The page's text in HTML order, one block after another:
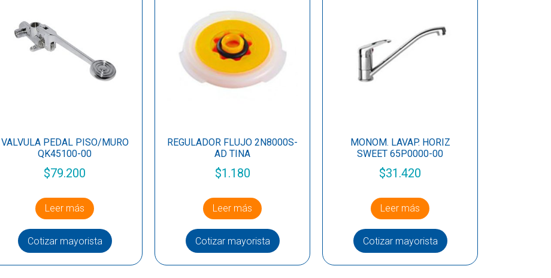
VALVULA PEDAL PISO/MURO
QK45100-00
$79.200
Leer más
Cotizar mayorista
REGULADOR FLUJO 2N8000S-
AD TINA
$1.180
Leer más
Cotizar mayorista
MONOM. LAVAP. HORIZ
SWEET 65P0000-00
$31.420
Leer más
Cotizar mayorista